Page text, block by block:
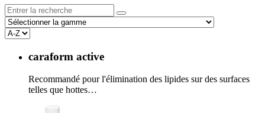
caraform active
Recommandé pour l'élimination des lipides sur des surfaces
telles que hottes…